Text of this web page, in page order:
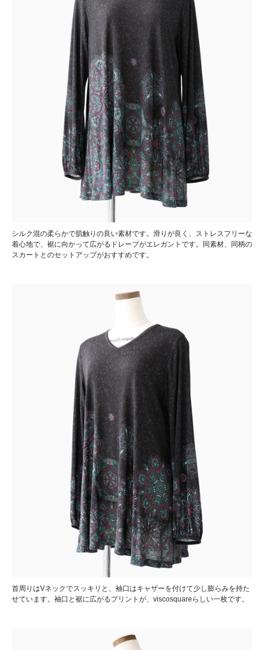
シルク混の柔らかで肌触りの良い素材です。滑りが良く、ストレスフリーな
着心地で、裾に向かって広がるドレープがエレガントです。同素材、同柄の
スカートとのセットアップがおすすめです。
首周りはVネックでスッキリと、袖口はキャザーを付けて少し膨らみを持た
せています。袖口と裾に広がるプリントが、viscosquareらしい一枚です。